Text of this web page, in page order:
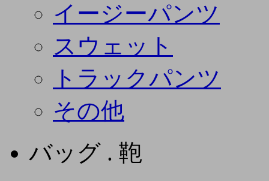
イージーパンツ
スウェット
トラックパンツ
その他
バッグ . 鞄